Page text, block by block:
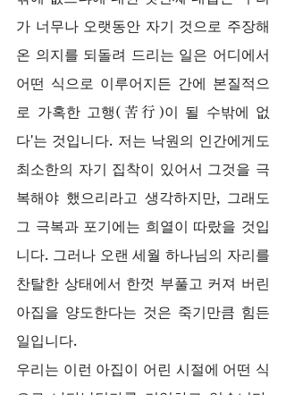
가 너무나 오랫동안 자기 것으로 주장해
온 의지를 되돌려 드리는 일은 어디에서
어떤 식으로 이루어지든 간에 본질적으
로 가혹한 고행(苦行)이 될 수밖에 없
다'는 것입니다. 저는 낙원의 인간에게도
최소한의 자기 집착이 있어서 그것을 극
복해야 했으리라고 생각하지만, 그래도
그 극복과 포기에는 희열이 따랐을 것입
니다. 그러나 오랜 세월 하나님의 자리를
찬탈한 상태에서 한껏 부풀고 커져 버린
아집을 양도한다는 것은 죽기만큼 힘든
일입니다.
우리는 이런 아집이 어린 시절에 어떤 식